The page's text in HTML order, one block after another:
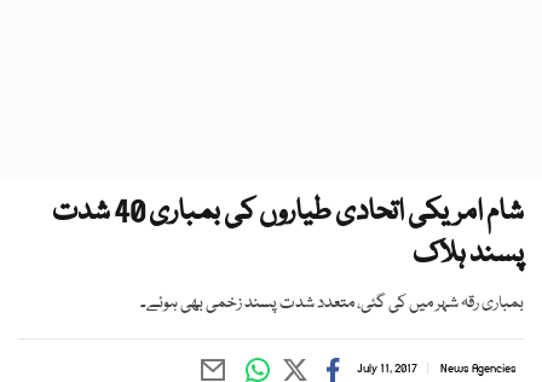
شام امریکی اتحادی طیاروں کی بمباری 40 شدت
پسند ہلاک
بمباری رقہ شہر میں کی گئی، متعدد شدت پسند زخمی بھی ہوئے۔
News Agencies
July 11, 2017